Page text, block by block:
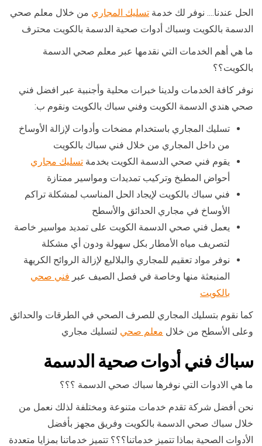
الحل عندنا…. نوفر لك خدمة تسليك المجاري من خلال معلم صحي
الدسمة بالكويت وسباك أدوات صحية الدسمة بالكويت محترف
ما هي أهم الخدمات التي نقدمها عبر معلم صحي الدسمة
بالكويت؟؟
نوفر كافة الخدمات ولدينا خبرات محلية وأجنبية عبر افضل فني
صحي هندي الدسمة الكويت وفني سباك بالكويت ونقوم ب:
تسليك المجاري باستخدام مضخات وأدوات لإزالة الأوساخ
من داخل المجاري من خلال فني سباك بالكويت
يقوم فني صحي الدسمة الكويت بخدمة تسليك مجاري
أحواض المطبخ وتركيب تمديدات ومواسير ممتازة
فني سباك بالكويت لإيجاد الحل المناسب لمشكلة تراكم
الأوساخ في مجاري الحدائق والأسطح
يعمل فني صحي الدسمة الكويت على تمديد مواسير خاصة
لتصريف مياه الأمطار بكل سهولة ودون أي مشكلة
نوفر مواد تعقيم للمجاري والبلاليع لإزالة الروائح الكريهة
المنبعثة منها وخاصة في فصل الصيف عبر فني صحي
بالكويت
كما نقوم بتسليك المجاري للصرف الصحي في الطرقات والحدائق
وعلى الأسطح من خلال معلم صحي لتسليك مجاري
سباك فني أدوات صحية الدسمة
ما هي الادوات التي نوفرها سباك صحي الدسمة ؟؟؟
نحن أفضل شركة تقدم خدمات متنوعة ومختلفة لذلك نعمل من
خلال سباك صحي الدسمة بالكويت وفريق مجهز بأفضل
الأدوات الصحية بماذا تتميز خدماتنا؟؟؟ تتميز خدماتنا بمزايا متعددة